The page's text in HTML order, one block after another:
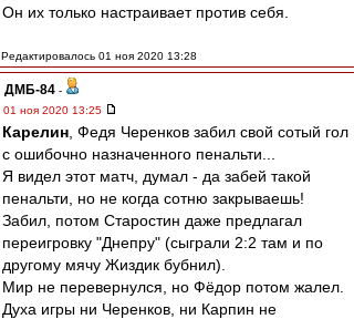
Он их только настраивает против себя.
Редактировалось 01 ноя 2020 13:28
ДМБ-84 -
01 ноя 2020 13:25
Карелин , Федя Черенков забил свой сотый гол
с ошибочно назначенного пенальти...
Я видел этот матч, думал - да забей такой
пенальти, но не когда сотню закрываешь!
Забил, потом Старостин даже предлагал
переигровку "Днепру" (сыграли 2:2 там и по
другому мячу Жиздик бубнил).
Мир не перевернулся, но Фёдор потом жалел.
Духа игры ни Черенков, ни Карпин не